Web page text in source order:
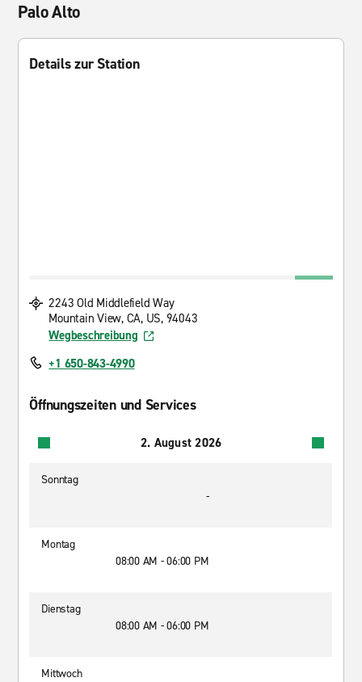
Palo Alto
Details zur Station
2243 Old Middlefield Way
Mountain View, CA, US, 94043
Wegbeschreibung
+1 650-843-4990
Öffnungszeiten und Services
2. August 2026
Sonntag
-
Montag
08:00 AM - 06:00 PM
Dienstag
08:00 AM - 06:00 PM
Mittwoch